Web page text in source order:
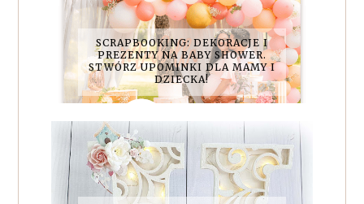
SCRAPBOOKING: DEKORACJE I
PREZENTY NA BABY SHOWER.
STWÓRZ UPOMINKI DLA MAMY I
DZIECKA!